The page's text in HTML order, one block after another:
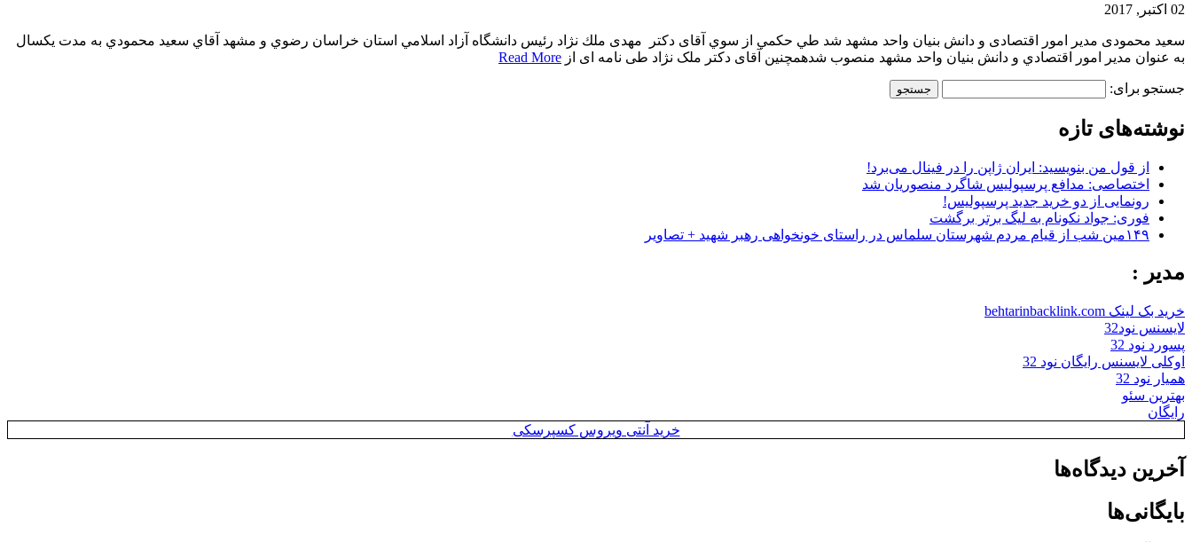
02 اکتبر, 2017
سعيد محمودی مدير امور اقتصادی و دانش بنيان واحد مشهد شد طي حكمي از سوي آقای دكتر مهدی ملك نژاد رئیس دانشگاه آزاد اسلامي استان خراسان رضوي و مشهد آقاي سعيد محمودي به مدت يكسال
به عنوان مدير امور اقتصادي و دانش بنيان واحد مشهد منصوب شدهمچنین آقای دکتر ملک نژاد طی نامه ای از Read More
جستجو برای:
نوشته‌های تازه
از قول من بنویسید: ایران ژاپن را در فینال می‌برد!
اختصاصی: مدافع پرسپولیس شاگرد منصوریان شد
رونمایی از دو خرید جدید پرسپولیس!
فوری: جواد نکونام به لیگ برتر برگشت
۱۴۹مین شب از قیام مردم شهرستان سلماس در راستای خونخواهی رهبر شهید + تصاویر
مدیر :
خرید بک لینک behtarinbacklink.com
لایسنس نود32
پسورد نود 32
اوکلی لایسنس رایگان نود 32
همیار نود 32
بهترین سئو
رایگان
خرید آنتی ویروس کسپرسکی
آخرین دیدگاه‌ها
بایگانی‌ها